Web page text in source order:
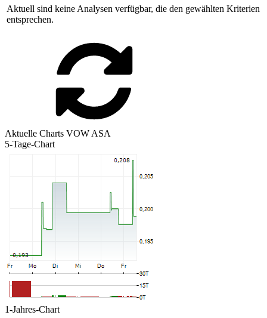
Aktuell sind keine Analysen verfügbar, die den gewählten Kriterien
entsprechen.
Aktuelle Charts VOW ASA
5-Tage-Chart
1-Jahres-Chart